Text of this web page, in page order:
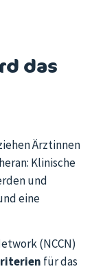
das
Ärztinnen
Klinische
und
eine
(NCCN)
für das